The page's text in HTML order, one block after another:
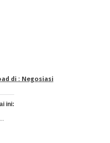
di : Negosiasi
ini: